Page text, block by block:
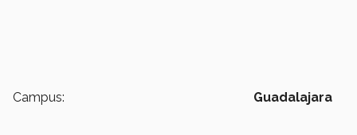
Campus: Guadalajara